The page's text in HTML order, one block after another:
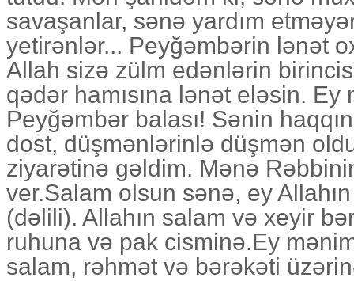
savaşanlar, sənə yardım
yetirənlər... Peyğəmbərin lənət
Allah sizə zülm edənlərin
qədər hamısına lənət eləsin. Ey
Peyğəmbər balası! Sənin
dost, düşmənlərinlə düşmən
ziyarətinə gəldim. Mənə
ver.Salam olsun sənə, ey
(dəlili). Allahın salam və xeyir
ruhuna və pak cisminə.Ey
salam, rəhmət və bərəkəti